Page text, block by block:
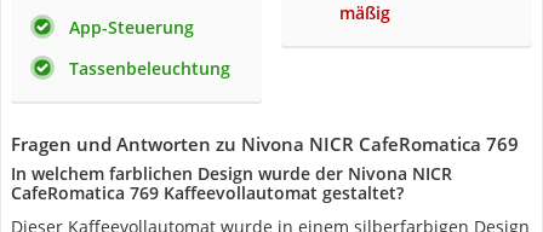
App-Steuerung
Tassenbeleuchtung
mäßig
Fragen und Antworten zu Nivona NICR CafeRomatica 769
In welchem farblichen Design wurde der Nivona NICR
CafeRomatica 769 Kaffeevollautomat gestaltet?
Dieser Kaffeevollautomat wurde in einem silberfarbigen Design